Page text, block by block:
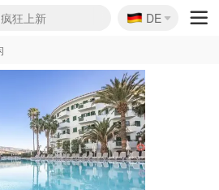
抢！
狂上新
大促
随时失效
家85折
额外叠85折
促！每日更新
5折起+叠9折
仅€192
🇩🇪
DE